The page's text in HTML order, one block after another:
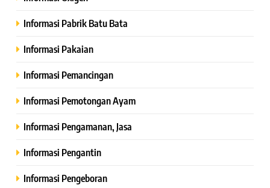
Informasi Pabrik Batu Bata
Informasi Pakaian
Informasi Pemancingan
Informasi Pemotongan Ayam
Informasi Pengamanan, Jasa
Informasi Pengantin
Informasi Pengeboran